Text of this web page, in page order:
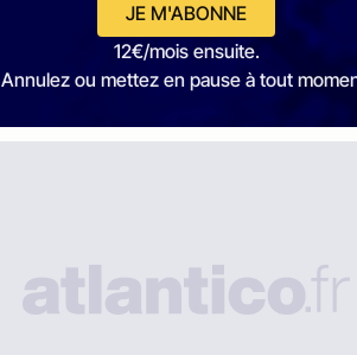
JE M'ABONNE
12€/mois ensuite.
Annulez ou mettez en pause à tout